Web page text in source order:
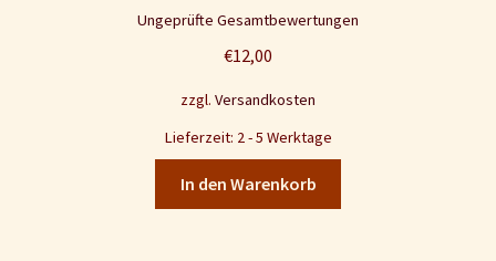
Ungeprüfte Gesamtbewertungen
€12,00
zzgl. Versandkosten
Lieferzeit: 2 - 5 Werktage
In den Warenkorb